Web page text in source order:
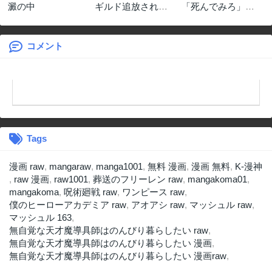
澱の中
ギルド追放された
「死んでみろ」と
コメント
Tags
漫画 raw, mangaraw, manga1001, 無料 漫画, 漫画 無料, K-漫神
, raw 漫画, raw1001, 葬送のフリーレン raw, mangakoma01,
mangakoma, 呪術廻戦 raw, ワンピース raw,
僕のヒーローアカデミア raw, アオアシ raw, マッシュル raw,
マッシュル 163,
無自覚な天才魔導具師はのんびり暮らしたい raw,
無自覚な天才魔導具師はのんびり暮らしたい 漫画,
無自覚な天才魔導具師はのんびり暮らしたい 漫画raw,